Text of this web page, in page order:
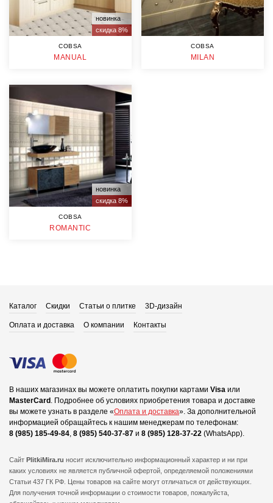
новинка
скидка 8%
COBSA
MANUAL
COBSA
MILAN
новинка
скидка 8%
COBSA
ROMANTIC
Каталог Скидки Статьи о плитке 3D-дизайн
Оплата и доставка О компании Контакты
В наших магазинах вы можете оплатить покупки картами Visa или
MasterCard . Подробнее об условиях приобретения товара и доставке
вы можете узнать в разделе «Оплата и доставка». За дополнительной
информацией обращайтесь к нашим менеджерам по телефонам:
8 (985) 185-49-84, 8 (985) 540-37-87 и 8 (985) 128-37-22 (WhatsApp).
Сайт PlitkiMira.ru носит исключительно информационный характер и ни при
каких условиях не является публичной офертой, определяемой положениями
Статьи 437 ГК РФ. Цены товаров на сайте могут отличаться от действующих.
Для получения точной информации о стоимости товаров, пожалуйста,